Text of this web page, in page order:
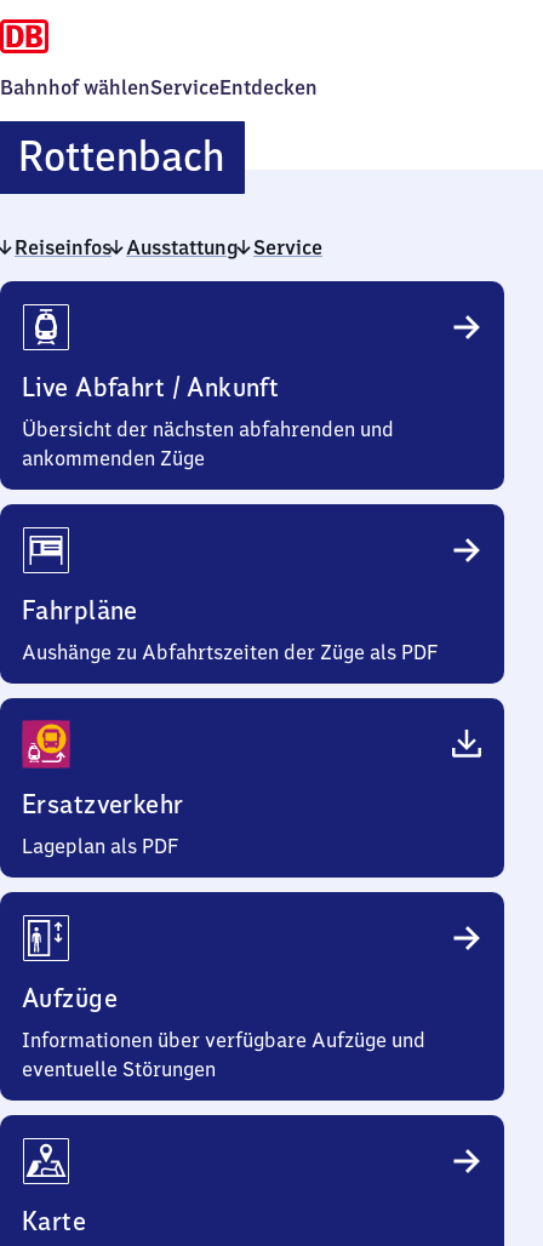
Bahnhof wählenServiceEntdecken
RottenbachRottenbach
Reiseinfos Ausstattung Service
Reiseinfos
Live Abfahrt / Ankunft
Übersicht der nächsten abfahrenden und
ankommenden Züge
Fahrpläne
Aushänge zu Abfahrtszeiten der Züge als PDF
Ersatzverkehr
Lageplan als PDF
Aufzüge
Informationen über verfügbare Aufzüge und
eventuelle Störungen
Karte